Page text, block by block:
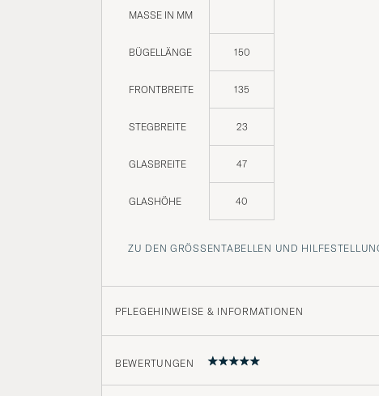
MASSE IN MM
BÜGELLÄNGE 150
FRONTBREITE 135
STEGBREITE 23
GLASBREITE 47
GLASHÖHE 40
ZU DEN GRÖSSENTABELLEN UND
PFLEGEHINWEISE & INFORMATIONEN
BEWERTUNGEN